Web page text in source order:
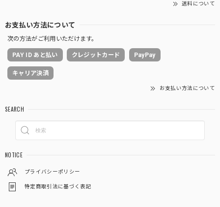
送料について
お支払い方法について
次の方法がご利用いただけます。
PAY ID あと払い クレジットカード PayPay
キャリア決済
お支払い方法について
SEARCH
NOTICE
プライバシーポリシー
特定商取引法に基づく表記